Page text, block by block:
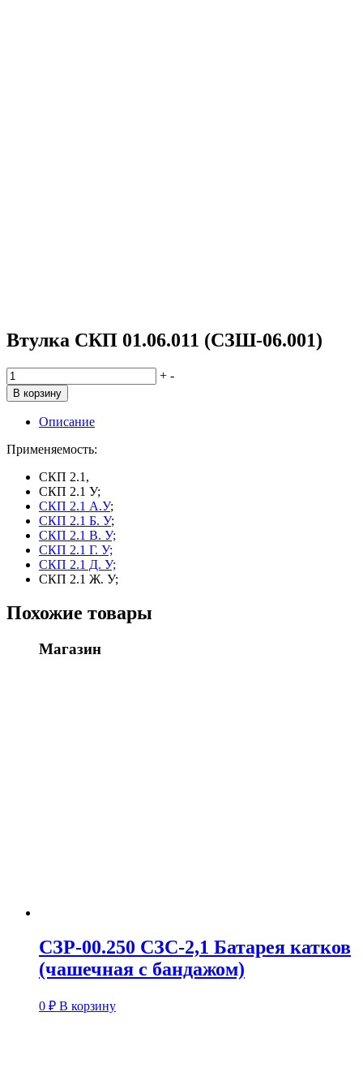
Втулка СКП 01.06.011 (СЗШ-06.001)
Количество
товара
Втулка
СКП
01.06.011
(СЗШ-06.001)
+ -
В корзину
Описание
Применяемость:
СКП 2.1,
СКП 2.1 У;
СКП 2.1 А.У;
СКП 2.1 Б. У;
СКП 2.1 В. У;
СКП 2.1 Г. У;
СКП 2.1 Д. У;
СКП 2.1 Ж. У;
Похожие товары
Магазин
СЗР-00.250 СЗС-2,1 Батарея катков
(чашечная с бандажом)
0 ₽ В корзину